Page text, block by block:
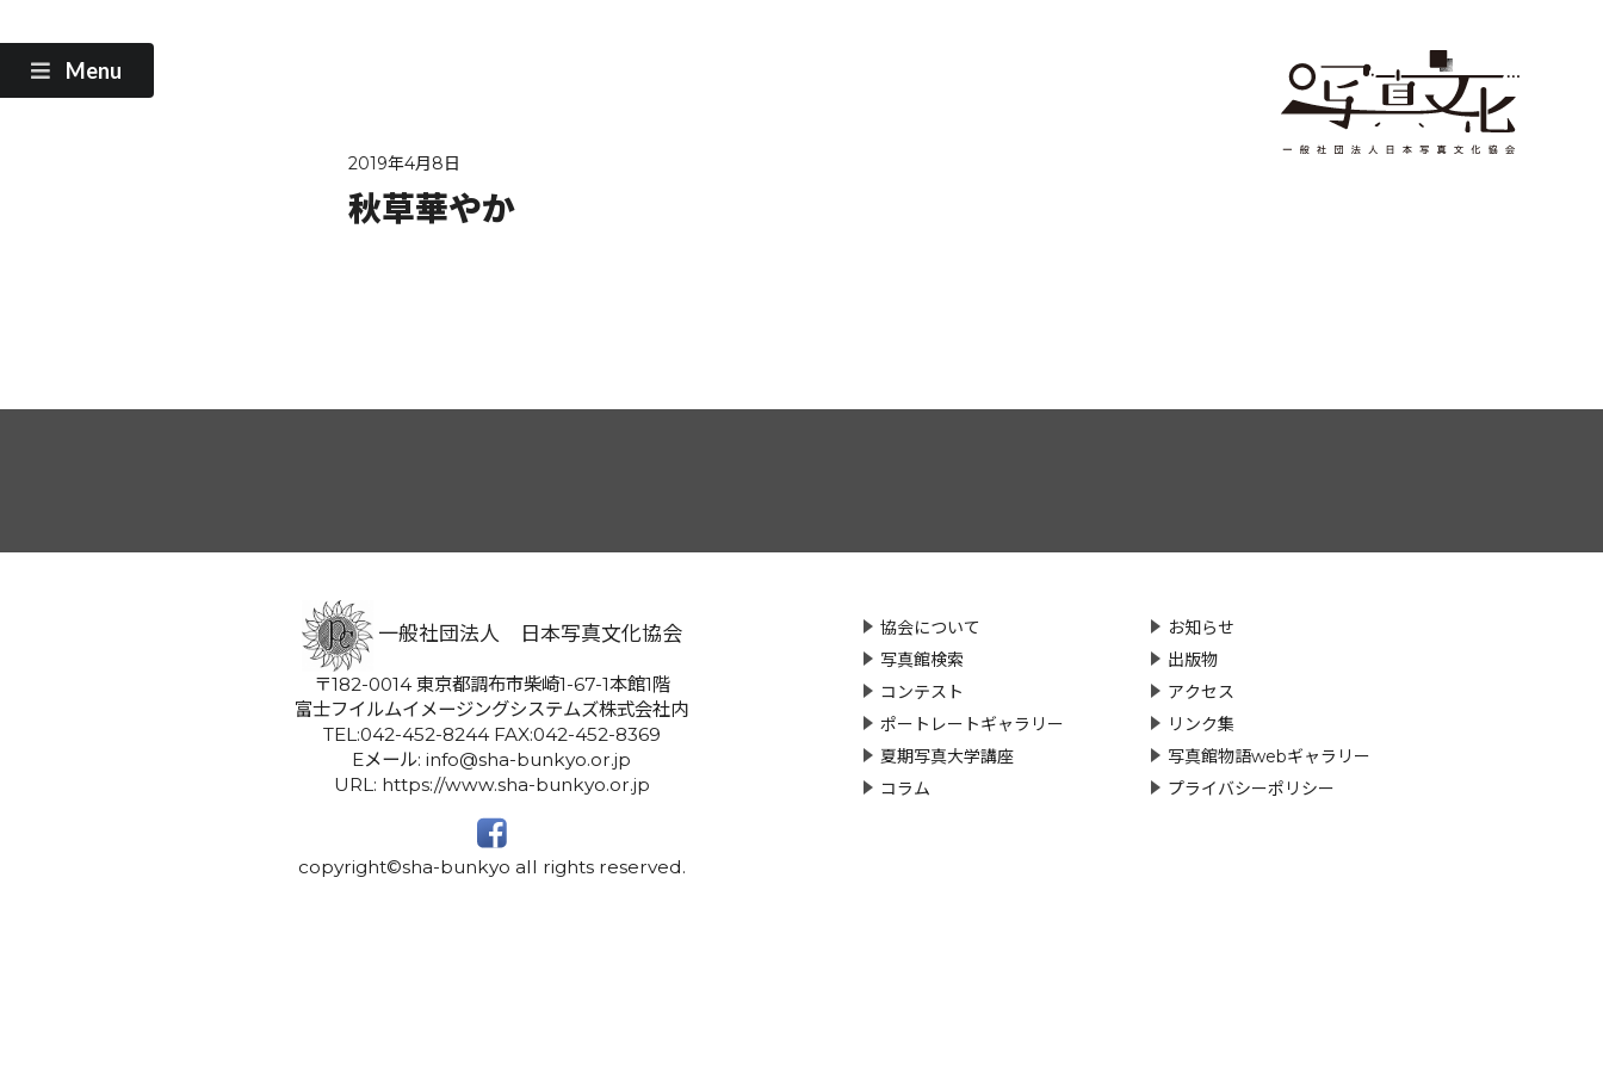
Menu
2019年4月8日
秋草華やか
協会について
写真館検索
コンテスト
ポートレートギャラリー
夏期写真大学講座
コラム
お知らせ
出版物
アクセス
リンク集
写真館物語webギャラリー
プライバシーポリシー
一般社団法人 日本写真文化協会
〒182-0014 東京都調布市柴崎1-67-1本館1階
富士フイルムイメージングシステムズ株式会社内
TEL:042-452-8244 FAX:042-452-8369
Eメール: info@sha-bunkyo.or.jp
URL: https://www.sha-bunkyo.or.jp
copyright©sha-bunkyo all rights reserved.